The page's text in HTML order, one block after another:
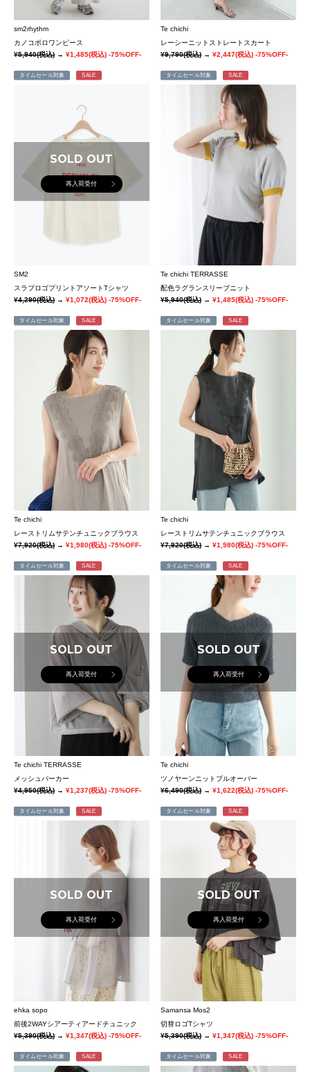
sm2rhythm
カノコポロワンピース
¥5,940(税込) → ¥1,485(税込) -75%OFF-
Te chichi
レーシーニットストレートスカート
¥9,790(税込)→¥2,447(税込) -75%OFF-
タイムセール対象 SALE
SOLD OUT
再入荷受付
SM2
スラブロゴプリントアソートTシャツ
¥4,290(税込) → ¥1,072(税込) -75%OFF-
タイムセール対象 SALE
Te chichi TERRASSE
配色ラグランスリーブニット
¥5,940(税込)→¥1,485(税込) -75%OFF-
タイムセール対象 SALE
Te chichi
レーストリムサテンチュニックブラウス
¥7,920(税込) → ¥1,980(税込) -75%OFF-
タイムセール対象 SALE
Te chichi
レーストリムサテンチュニックブラウス
¥7,920(税込)→¥1,980(税込) -75%OFF-
タイムセール対象 SALE
SOLD OUT
再入荷受付
Te chichi TERRASSE
メッシュパーカー
¥4,950(税込) → ¥1,237(税込) -75%OFF-
タイムセール対象 SALE
SOLD OUT
再入荷受付
Te chichi
ツノヤーンニットプルオーバー
¥6,490(税込)→¥1,622(税込) -75%OFF-
タイムセール対象 SALE
SOLD OUT
再入荷受付
ehka sopo
前後2WAYシアーティアードチュニック
¥5,390(税込) → ¥1,347(税込) -75%OFF-
タイムセール対象 SALE
SOLD OUT
再入荷受付
Samansa Mos2
切替ロゴTシャツ
¥5,390(税込)→¥1,347(税込) -75%OFF-
タイムセール対象 SALE タイムセール対象 SALE